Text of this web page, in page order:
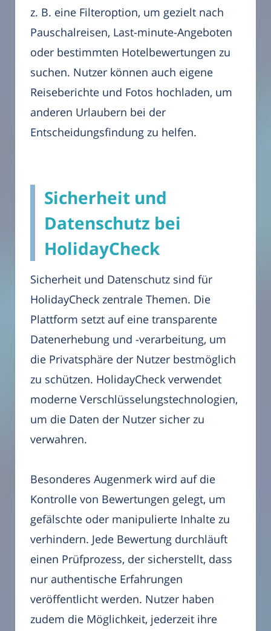
z. B. eine Filteroption, um gezielt nach
Pauschalreisen, Last-minute-Angeboten
oder bestimmten Hotelbewertungen zu
suchen. Nutzer können auch eigene
Reiseberichte und Fotos hochladen, um
anderen Urlaubern bei der
Entscheidungsfindung zu helfen.
Sicherheit und
Datenschutz bei
HolidayCheck
Sicherheit und Datenschutz sind für
HolidayCheck zentrale Themen. Die
Plattform setzt auf eine transparente
Datenerhebung und -verarbeitung, um
die Privatsphäre der Nutzer bestmöglich
zu schützen. HolidayCheck verwendet
moderne Verschlüsselungstechnologien,
um die Daten der Nutzer sicher zu
verwahren.
Besonderes Augenmerk wird auf die
Kontrolle von Bewertungen gelegt, um
gefälschte oder manipulierte Inhalte zu
verhindern. Jede Bewertung durchläuft
einen Prüfprozess, der sicherstellt, dass
nur authentische Erfahrungen
veröffentlicht werden. Nutzer haben
zudem die Möglichkeit, jederzeit ihre